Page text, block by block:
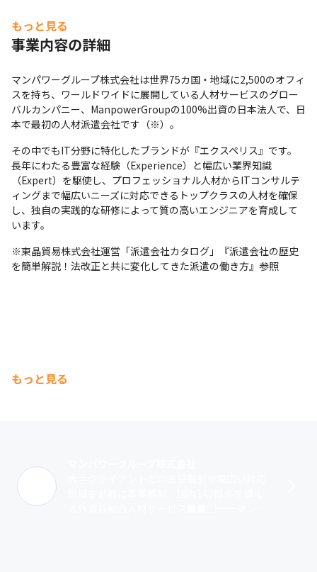
もっと見る
事業内容の詳細
マンパワーグループ株式会社は世界75カ国・地域に2,500のオフィ
スを持ち、ワールドワイドに展開している人材サービスのグロー
バルカンパニー、ManpowerGroupの100%出資の日本法人で、日
本で最初の人材派遣会社です（※）。
その中でもIT分野に特化したブランドが『エクスペリス』です。
⾧年にわたる豊富な経験（Experience）と幅広い業界知識
（Expert）を駆使し、プロフェッショナル人材からITコンサルテ
ィングまで幅広いニーズに対応できるトップクラスの人材を確保
し、独自の実践的な研修によって質の高いエンジニアを育成して
います。
※東晶貿易株式会社運営「派遣会社カタログ」『派遣会社の歴史
を簡単解説！法改正と共に変化してきた派遣の働き方』参照
もっと見る